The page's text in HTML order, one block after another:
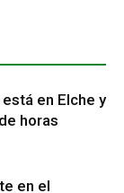
en Elche y
horas
en el